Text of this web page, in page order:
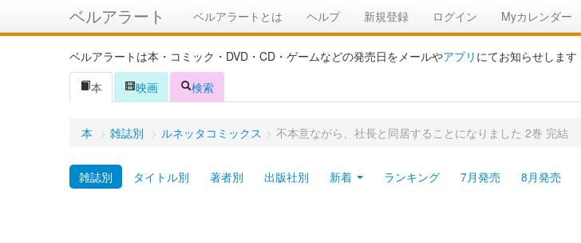
ベルアラート ベルアラートとは ヘルプ 新規登録 ログイン Myカレンダー
ベルアラートは本・コミック・DVD・CD・ゲームなどの発売日をメールやアプリ にてお知らせします
本
映画 検索
本 > 雑誌別 > ルネッタコミックス > 不本意ながら、社長と同居することになりました 2巻 完結
雑誌別 タイトル別 著者別 出版社別 新着 ランキング 7月発売 8月発売